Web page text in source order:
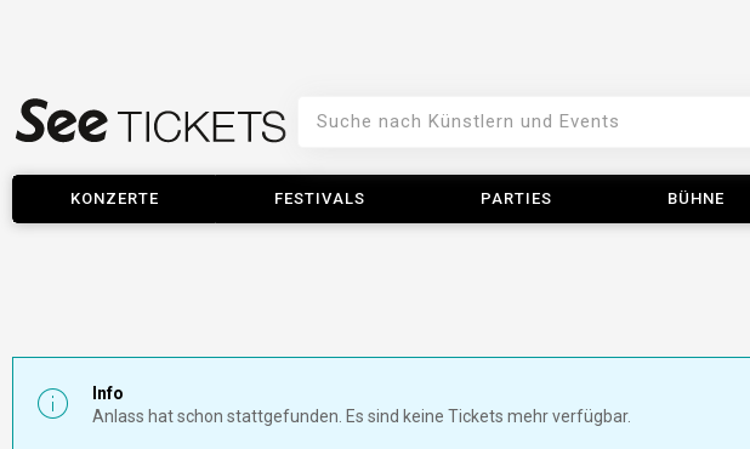
KONZERTE FESTIVALS PARTIES BÜHNE
Info
Anlass hat schon stattgefunden. Es sind keine Tickets mehr verfügbar.